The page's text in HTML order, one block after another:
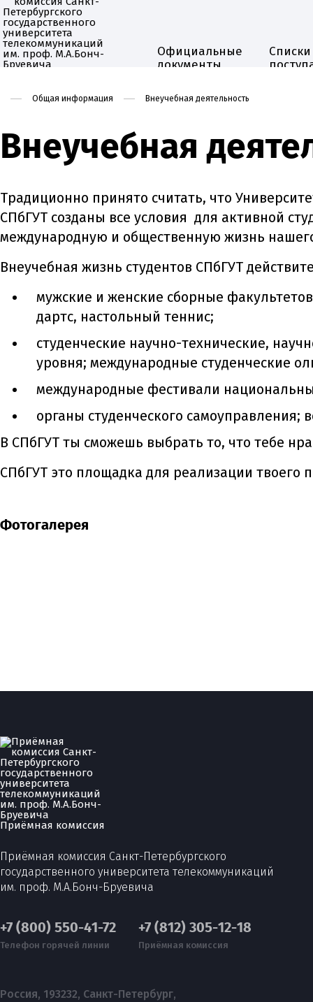
Официальные
документы
Списки
Общая информация Внеучебная деятельность
Внеучебная
Традиционно принято считать, что
СПбГУТ созданы все условия для активной
международную и общественную жизнь
Внеучебная жизнь студентов СПбГУТ
мужские и женские сборные
дартс, настольный теннис;
cтуденческие научно-технические,
уровня; международные студенческие
международные фестивали
органы студенческого
В СПбГУТ ты сможешь выбрать то, что тебе
СПбГУТ это площадка для реализации твоего
Фотогалерея
Приёмная комиссия
Приёмная комиссия Санкт-Петербургского
государственного университета телекоммуникаций
им. проф. М.А.Бонч-Бруевича
+7 (800) 550-41-72
Телефон горячей линии
+7 (812) 305-12-18
Приёмная комиссия
Россия, 193232, Санкт-Петербург,